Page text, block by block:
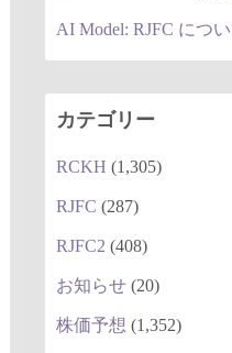
AI Model: RJFC につ
カテゴリー
RCKH (1,305)
RJFC (287)
RJFC2 (408)
お知らせ (20)
株価予想 (1,352)